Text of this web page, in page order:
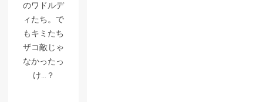
のワドルデ
ィたち。で
もキミたち
ザコ敵じゃ
なかったっ
け…？